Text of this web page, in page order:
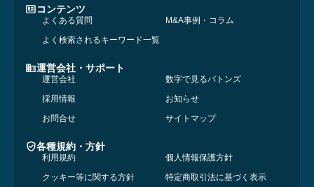
コンテンツ
よくある質問
M&A事例・コラム
よく検索されるキーワード一覧
運営会社・サポート
運営会社
数字で見るバトンズ
採用情報
お知らせ
お問合せ
サイトマップ
各種規約・方針
利用規約
個人情報保護方針
クッキー等に関する方針
特定商取引法に基づく表示